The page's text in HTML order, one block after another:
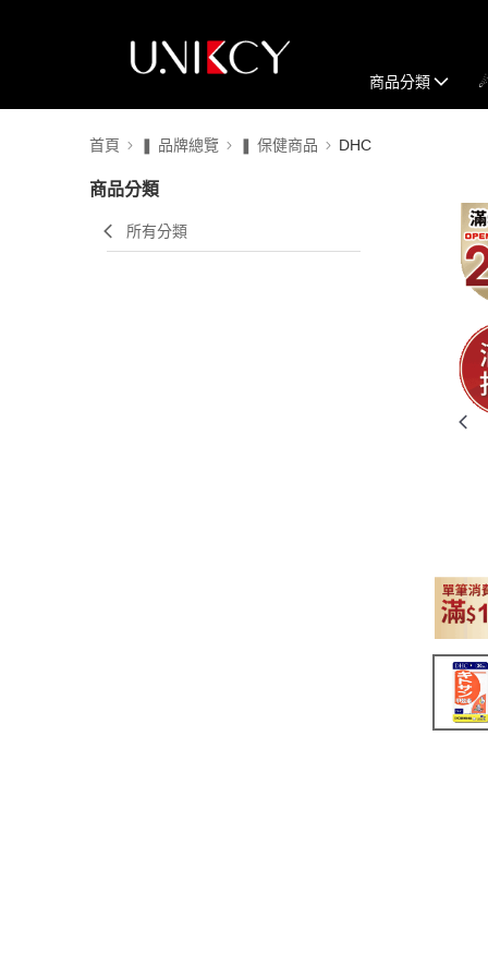
商品分類
首頁 ❚ 品牌總覽 ❚ 保健商品 DHC
商品分類
所有分類